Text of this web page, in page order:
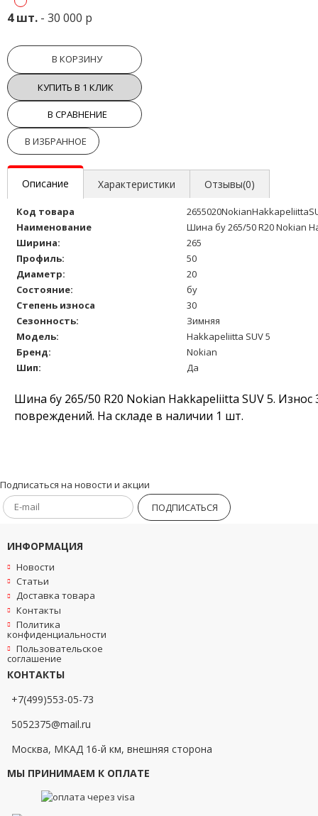
4 шт. - 30 000 р
В КОРЗИНУ
КУПИТЬ В 1 КЛИК
В СРАВНЕНИЕ
В ИЗБРАННОЕ
Описание Характеристики Отзывы(0)
Код товара
Наименование
Шина бу 265/50 R20 Nokian
Ширина:
265
Профиль:
50
Диаметр:
20
Состояние:
бу
Степень износа
30
Сезонность:
Зимняя
Модель:
Hakkapeliitta SUV 5
Бренд:
Nokian
Шип:
Да
Шина бу 265/50 R20 Nokian Hakkapeliitta SUV 5.
повреждений. На складе в наличии 1 шт.
Подписаться на новости и акции
ПОДПИСАТЬСЯ
ИНФОРМАЦИЯ
Новости
Статьи
Доставка товара
Контакты
Политика
конфиденциальности
Пользовательское
соглашение
КОНТАКТЫ
+7(499)553-05-73
5052375@mail.ru
Москва, МКАД 16-й км, внешняя сторона
МЫ ПРИНИМАЕМ К ОПЛАТЕ